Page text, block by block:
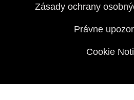
Zásady ochrany
Právne
Cookie